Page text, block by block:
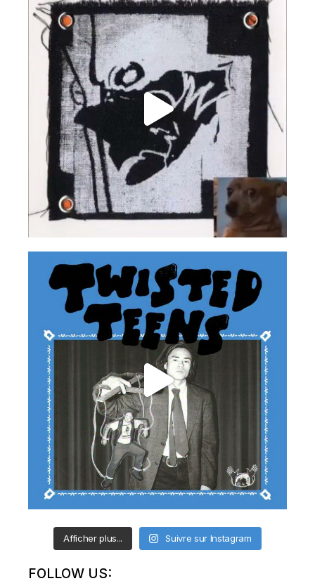
Afficher plus... Suivre sur Instagram
FOLLOW US: